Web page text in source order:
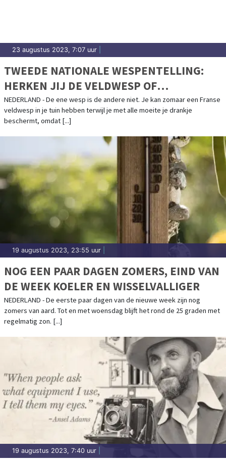
23 augustus 2023, 7:07 uur
TWEEDE NATIONALE WESPENTELLING:
HERKEN JIJ DE VELDWESP OF
STADSREUS?
NEDERLAND - De ene wesp is de andere niet. Je kan zomaar een Franse
veldwesp in je tuin hebben terwijl je met alle moeite je drankje
beschermt, omdat [...]
19 augustus 2023, 23:55 uur
NOG EEN PAAR DAGEN ZOMERS, EIND VAN
DE WEEK KOELER EN WISSELVALLIGER
NEDERLAND - De eerste paar dagen van de nieuwe week zijn nog
zomers van aard. Tot en met woensdag blijft het rond de 25 graden met
regelmatig zon. [...]
19 augustus 2023, 7:40 uur